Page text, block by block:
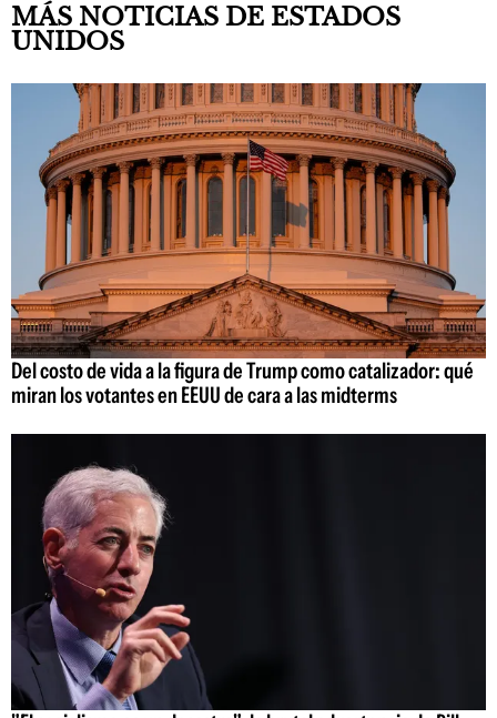
MÁS NOTICIAS DE ESTADOS
UNIDOS
Del costo de vida a la figura de Trump como catalizador: qué
miran los votantes en EEUU de cara a las midterms